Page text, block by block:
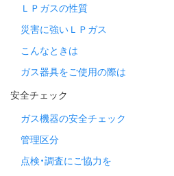
ＬＰガスの性質
災害に強いＬＰガス
こんなときは
ガス器具をご使用の際は
安全チェック
ガス機器の安全チェック
管理区分
点検・調査にご協力を